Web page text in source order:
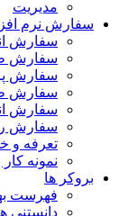
مدیریت
سفارش نرم
سفارش
سفارش
سفارش
سفارش
سفارش
سفارش
تعرفه و
نمونه
بروکر ها
فهرست
دانستنی